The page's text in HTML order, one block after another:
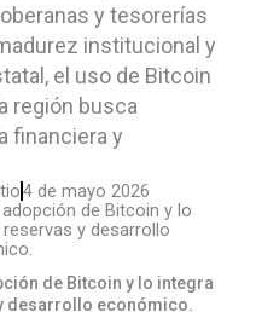
y tesorerías
institucional y
el uso de Bitcoin
región busca
financiera y
4 de mayo 2026
de Bitcoin y lo integra
desarrollo económico.